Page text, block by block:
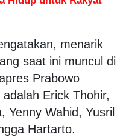
menarik
saat ini muncul di
Prabowo
Erick Thohir,
Yenny Wahid, Yusril
Hartarto.